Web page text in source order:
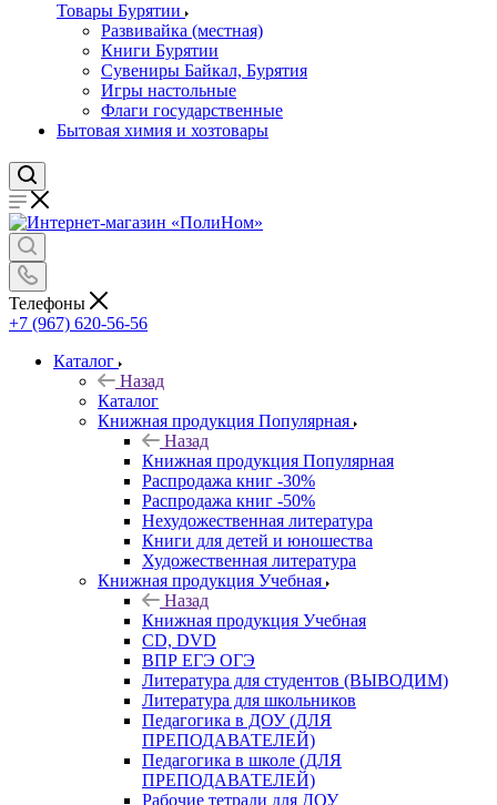
Товары Бурятии
Развивайка (местная)
Книги Бурятии
Сувениры Байкал, Бурятия
Игры настольные
Флаги государственные
Бытовая химия и хозтовары
Телефоны
+7 (967) 620-56-56
Каталог
Назад
Каталог
Книжная продукция Популярная
Назад
Книжная продукция Популярная
Распродажа книг -30%
Распродажа книг -50%
Нехудожественная литература
Книги для детей и юношества
Художественная литература
Книжная продукция Учебная
Назад
Книжная продукция Учебная
CD, DVD
ВПР ЕГЭ ОГЭ
Литература для студентов (ВЫВОДИМ)
Литература для школьников
Педагогика в ДОУ (ДЛЯ
ПРЕПОДАВАТЕЛЕЙ)
Педагогика в школе (ДЛЯ
ПРЕПОДАВАТЕЛЕЙ)
Рабочие тетради для ДОУ